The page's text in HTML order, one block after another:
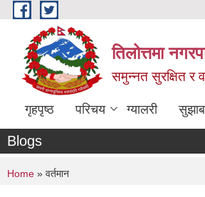
Skip to main content
तिलोत्तमा
समुन्नत सुरक्षित र
गृहपृष्ठ परिचय ग्यालरी
Blogs
You are here
Home » वर्तमान